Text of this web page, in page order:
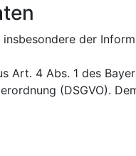
der
Art. 4 Abs. 1 des
(DSGVO).